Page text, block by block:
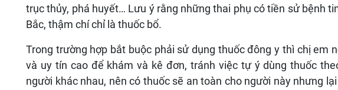
trục thủy, phá huyết… Lưu ý rằng những thai phụ có tiền sử bệnh
Bắc, thậm chí chỉ là thuốc bổ.
Trong trường hợp bắt buộc phải sử dụng thuốc đông y thì chị em
và uy tín cao để khám và kê đơn, tránh việc tự ý dùng thuốc
người khác nhau, nên có thuốc sẽ an toàn cho người này nhưng